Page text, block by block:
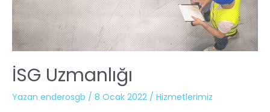
İSG Uzmanlığı
Yazan enderosgb / 8 Ocak 2022 / Hizmetlerimiz